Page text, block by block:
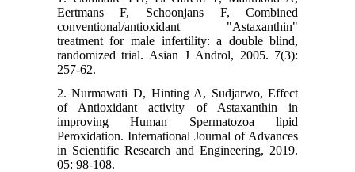
Eertmans F, Schoonjans F, Combined
conventional/antioxidant "Astaxanthin"
treatment for male infertility: a double blind,
randomized trial. Asian J Androl, 2005. 7(3):
257-62.
2. Nurmawati D, Hinting A, Sudjarwo, Effect
of Antioxidant activity of Astaxanthin in
improving Human Spermatozoa lipid
Peroxidation. International Journal of Advances
in Scientific Research and Engineering, 2019.
05: 98-108.